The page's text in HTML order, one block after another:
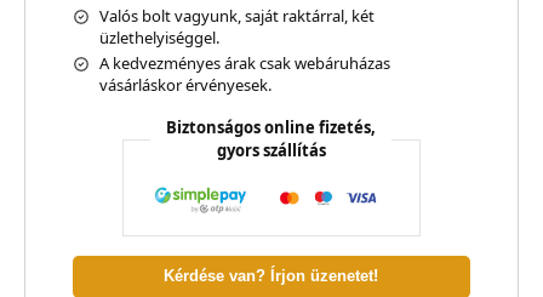
Valós bolt vagyunk, saját raktárral, két
üzlethelyiséggel.
A kedvezményes árak csak webáruházas
vásárláskor érvényesek.
Biztonságos online fizetés,
gyors szállítás
Kérdése van? Írjon üzenetet!